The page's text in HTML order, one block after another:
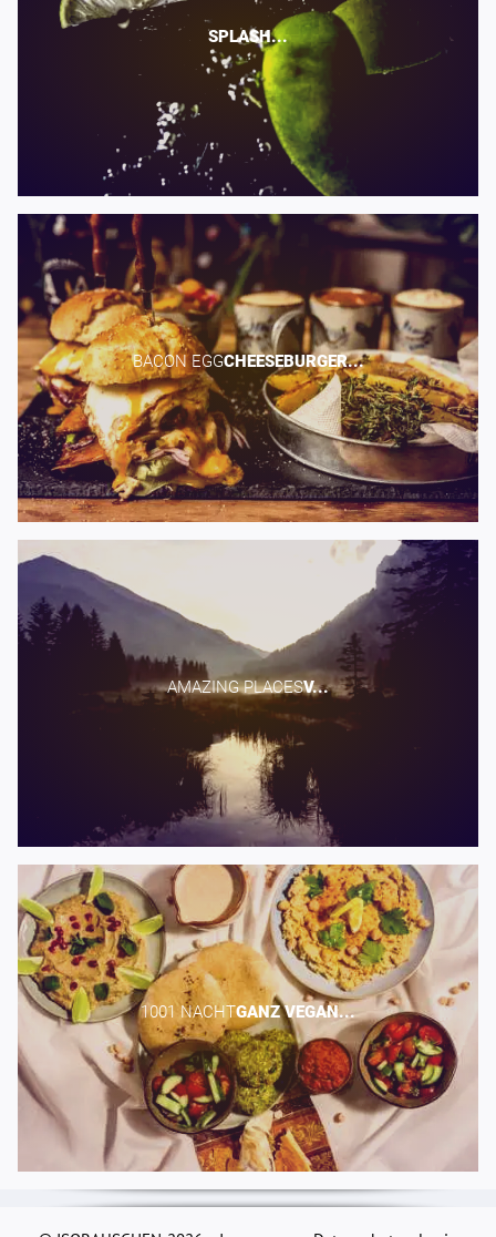
SPLASH...
BACON EGG​CHEESEBURGER...
AMAZING PLACES​V...
1001 NACHT​GANZ VEGAN...